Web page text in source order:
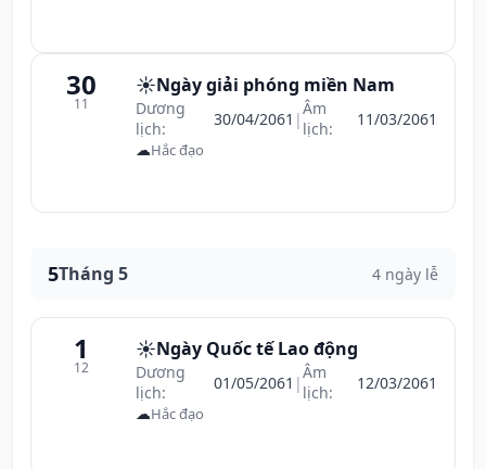
30
11
☀️Ngày giải phóng miền Nam
Dương
lịch:
30/04/2061 |Âm
lịch:
11/03/2061
☁Hắc đạo
5Tháng 5 4 ngày lễ
1
12
☀️Ngày Quốc tế Lao động
Dương
lịch:
01/05/2061 |Âm
lịch:
12/03/2061
☁Hắc đạo